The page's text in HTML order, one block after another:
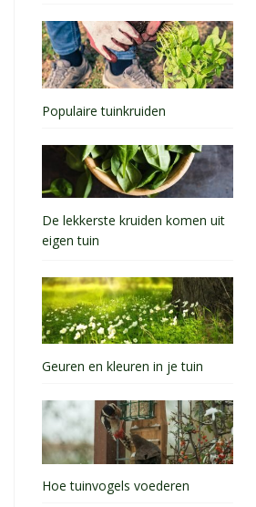
Populaire tuinkruiden
De lekkerste kruiden komen uit
eigen tuin
Geuren en kleuren in je tuin
Hoe tuinvogels voederen